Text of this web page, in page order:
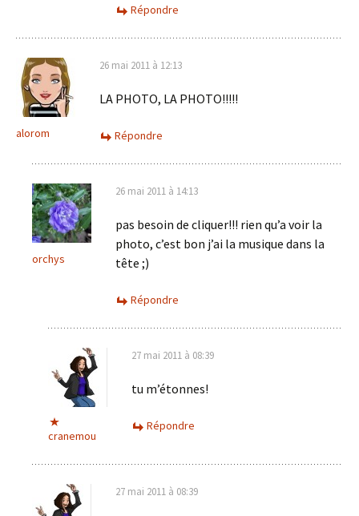
Répondre
alorom
26 mai 2011 à 12:13
LA PHOTO, LA PHOTO!!!!!
Répondre
orchys
26 mai 2011 à 14:13
pas besoin de cliquer!!! rien qu’a voir la
photo, c’est bon j’ai la musique dans la
tête ;)
Répondre
cranemou
27 mai 2011 à 08:39
tu m’étonnes!
Répondre
27 mai 2011 à 08:39